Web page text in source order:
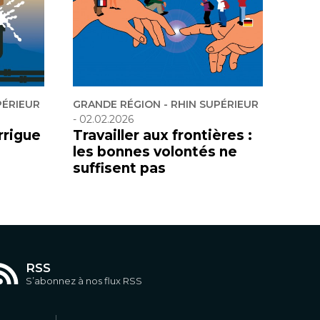
GRANDE RÉGION - RHIN SUPÉRIEUR
- 02.02.2026
Travailler aux frontières :
les bonnes volontés ne
suffisent pas
RSS
S’abonnez à nos flux RSS